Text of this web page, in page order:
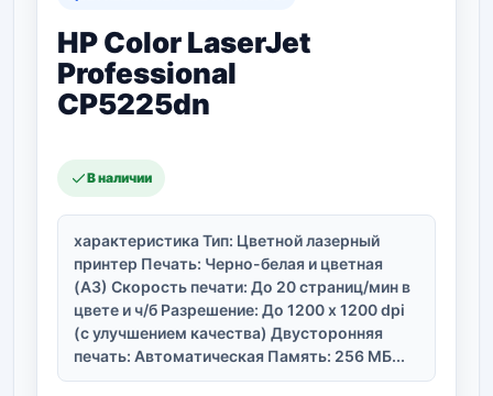
HP Color LaserJet
Professional
CP5225dn
В наличии
характеристика Тип: Цветной лазерный
принтер Печать: Черно-белая и цветная
(A3) Скорость печати: До 20 страниц/мин в
цвете и ч/б Разрешение: До 1200 x 1200 dpi
(с улучшением качества) Двусторонняя
печать: Автоматическая Память: 256 МБ...